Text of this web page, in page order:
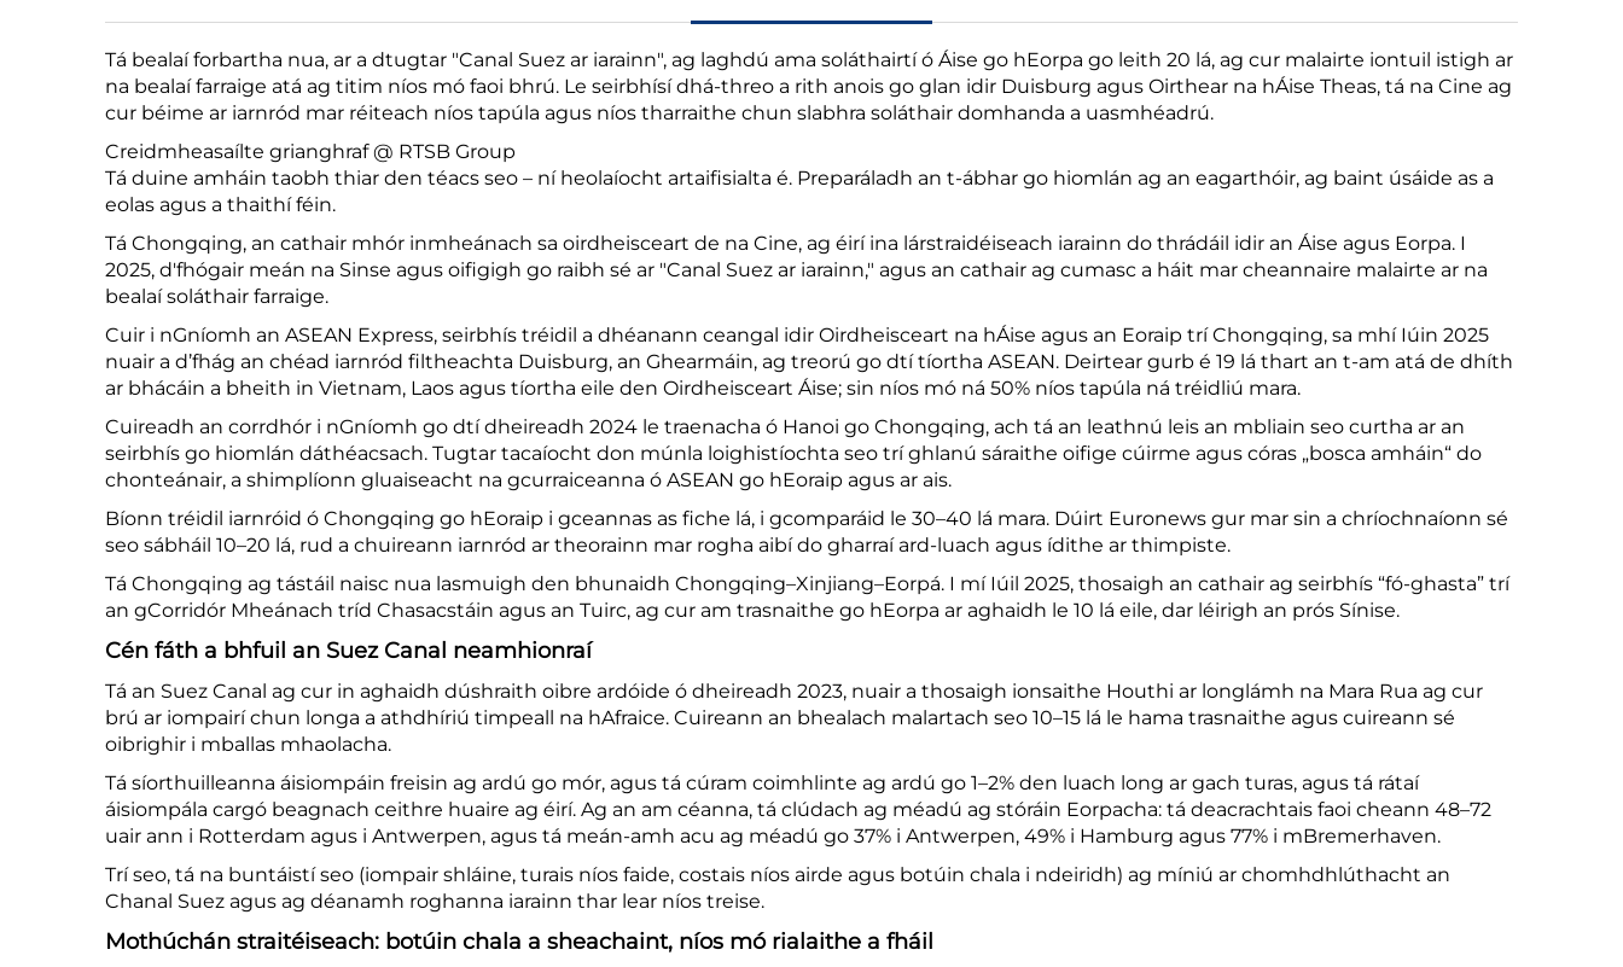
Tá bealaí forbartha nua, ar a dtugtar "Canal Suez ar iarainn", ag laghdú ama soláthairtí ó Áise go hEorpa go leith 20 lá, ag cur malairte iontuil istigh ar
na bealaí farraige atá ag titim níos mó faoi bhrú. Le seirbhísí dhá-threo a rith anois go glan idir Duisburg agus Oirthear na hÁise Theas, tá na Cine ag
cur béime ar iarnród mar réiteach níos tapúla agus níos tharraithe chun slabhra soláthair domhanda a uasmhéadrú.
Creidmheasaílte grianghraf @ RTSB Group
Tá duine amháin taobh thiar den téacs seo – ní heolaíocht artaifisialta é. Preparáladh an t-ábhar go hiomlán ag an eagarthóir, ag baint úsáide as a
eolas agus a thaithí féin.
Tá Chongqing, an cathair mhór inmheánach sa oirdheisceart de na Cine, ag éirí ina lárstraidéiseach iarainn do thrádáil idir an Áise agus Eorpa. I
2025, d'fhógair meán na Sinse agus oifigigh go raibh sé ar "Canal Suez ar iarainn," agus an cathair ag cumasc a háit mar cheannaire malairte ar na
bealaí soláthair farraige.
Cuir i nGníomh an ASEAN Express, seirbhís tréidil a dhéanann ceangal idir Oirdheisceart na hÁise agus an Eoraip trí Chongqing, sa mhí Iúin 2025
nuair a d’fhág an chéad iarnród filtheachta Duisburg, an Ghearmáin, ag treorú go dtí tíortha ASEAN. Deirtear gurb é 19 lá thart an t-am atá de dhíth
ar bhácáin a bheith in Vietnam, Laos agus tíortha eile den Oirdheisceart Áise; sin níos mó ná 50% níos tapúla ná tréidliú mara.
Cuireadh an corrdhór i nGníomh go dtí dheireadh 2024 le traenacha ó Hanoi go Chongqing, ach tá an leathnú leis an mbliain seo curtha ar an
seirbhís go hiomlán dáthéacsach. Tugtar tacaíocht don múnla loighistíochta seo trí ghlanú sáraithe oifige cúirme agus córas „bosca amháin“ do
chonteánair, a shimplíonn gluaiseacht na gcurraiceanna ó ASEAN go hEoraip agus ar ais.
Bíonn tréidil iarnróid ó Chongqing go hEoraip i gceannas as fiche lá, i gcomparáid le 30–40 lá mara. Dúirt Euronews gur mar sin a chríochnaíonn sé
seo sábháil 10–20 lá, rud a chuireann iarnród ar theorainn mar rogha aibí do gharraí ard-luach agus ídithe ar thimpiste.
Tá Chongqing ag tástáil naisc nua lasmuigh den bhunaidh Chongqing–Xinjiang–Eorpá. I mí Iúil 2025, thosaigh an cathair ag seirbhís “fó-ghasta” trí
an gCorridór Mheánach tríd Chasacstáin agus an Tuirc, ag cur am trasnaithe go hEorpa ar aghaidh le 10 lá eile, dar léirigh an prós Sínise.
Cén fáth a bhfuil an Suez Canal neamhionraí
Tá an Suez Canal ag cur in aghaidh dúshraith oibre ardóide ó dheireadh 2023, nuair a thosaigh ionsaithe Houthi ar longlámh na Mara Rua ag cur
brú ar iompairí chun longa a athdhíriú timpeall na hAfraice. Cuireann an bhealach malartach seo 10–15 lá le hama trasnaithe agus cuireann sé
oibrighir i mballas mhaolacha.
Tá síorthuilleanna áisiompáin freisin ag ardú go mór, agus tá cúram coimhlinte ag ardú go 1–2% den luach long ar gach turas, agus tá rátaí
áisiompála cargó beagnach ceithre huaire ag éirí. Ag an am céanna, tá clúdach ag méadú ag stóráin Eorpacha: tá deacrachtais faoi cheann 48–72
uair ann i Rotterdam agus i Antwerpen, agus tá meán-amh acu ag méadú go 37% i Antwerpen, 49% i Hamburg agus 77% i mBremerhaven.
Trí seo, tá na buntáistí seo (iompair shláine, turais níos faide, costais níos airde agus botúin chala i ndeiridh) ag míniú ar chomhdhlúthacht an
Chanal Suez agus ag déanamh roghanna iarainn thar lear níos treise.
Mothúchán straitéiseach: botúin chala a sheachaint, níos mó rialaithe a fháil